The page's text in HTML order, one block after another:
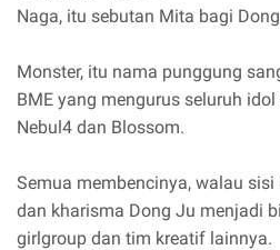
Naga, itu sebutan Mita bagi
Monster, itu nama punggung
BME yang mengurus seluruh
Nebul4 dan Blossom.
Semua membencinya, walau sisi
dan kharisma Dong Ju menjadi
girlgroup dan tim kreatif lainnya.